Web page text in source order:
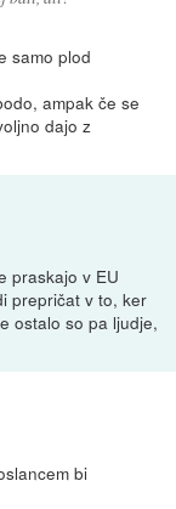
samo plod
ampak če se
dajo z
praskajo v EU
prepričat v to, ker
ostalo so pa ljudje,
bi